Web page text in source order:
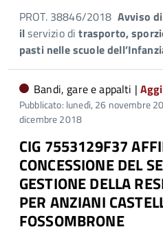
PROT. 38846/2018 Avviso
ilservizio ditrasporto,
pasti nelle scuole dell’I
Bandi, gare e appalti |
Pubblicato: lunedì, 26 novembre
dicembre 2018
CIG 7553129F37
CONCESSIONE DEL
GESTIONE DELLA
PER ANZIANI
FOSSOMBRONE